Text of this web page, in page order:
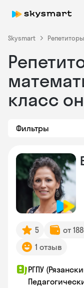
Skysmart Репетиторы
класс
Фильтры
5 от
1 отзыв
РГПУ
Skysmart Chat